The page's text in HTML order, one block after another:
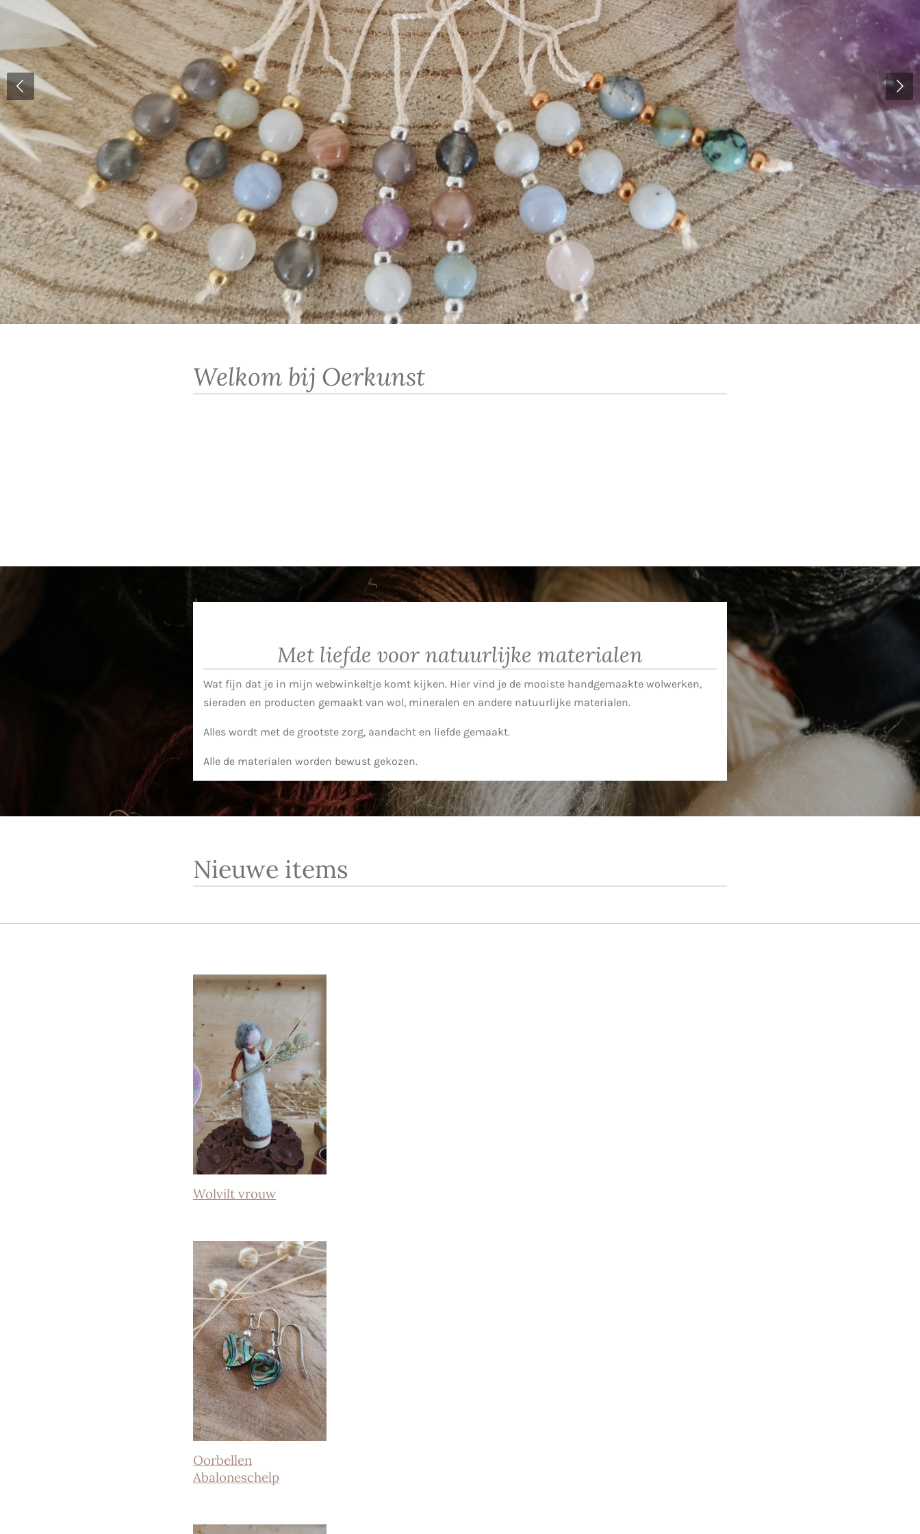
Welkom bij Oerkunst
Met liefde voor natuurlijke materialen
Wat fijn dat je in mijn webwinkeltje komt kijken. Hier vind je de mooiste handgemaakte wolwerken,
sieraden en producten gemaakt van wol, mineralen en andere natuurlijke materialen.
Alles wordt met de grootste zorg, aandacht en liefde gemaakt.
Alle de materialen worden bewust gekozen.
Nieuwe items
Wolvilt vrouw
Oorbellen
Abaloneschelp